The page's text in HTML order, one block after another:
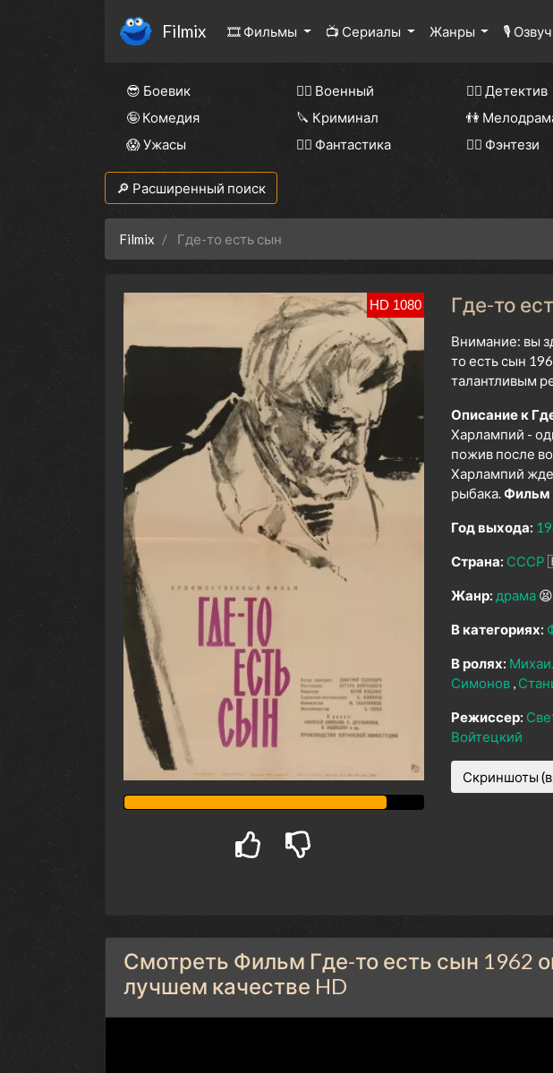
Filmix 🎞 Фильмы 📺 Сериалы Жанры 🎙
😎 Боевик 👨‍✈️ Военный 🕵️‍♂️ Детектив
🤪 Комедия
🔪 Криминал 👫
😱 Ужасы
🧙‍♀️ Фантастика 🧝‍♂️ Фэнтези
🔎 Расширенный поиск
Filmix Где-то есть сын
HD 1080 Где-то
Внимание: вы
то есть сын
талантливым
Описание к
Харлампий -
пожив после
Харлампий
рыбака.Фильм
Год выхода:
Страна: СССР
Жанр: драма 😫
В категориях:
В ролях:
Симонов
Режиссер:
Войтецкий
Скриншоты
Смотреть Фильм Где-то есть сын 1962
лучшем качестве HD